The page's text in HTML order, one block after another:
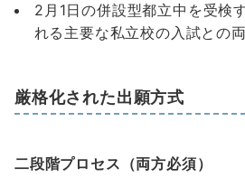
2月1日の併設型都立中を受検
れる主要な私立校の入試との
厳格化された出願方式
二段階プロセス（両方必須）